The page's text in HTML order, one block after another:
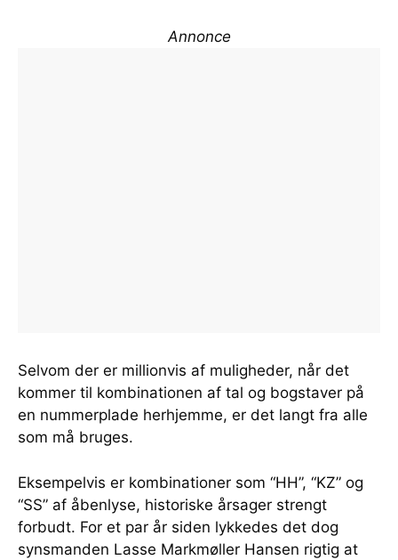
Annonce
Selvom der er millionvis af muligheder, når det
kommer til kombinationen af tal og bogstaver på
en nummerplade herhjemme, er det langt fra alle
som må bruges.
Eksempelvis er kombinationer som “HH”, “KZ” og
“SS” af åbenlyse, historiske årsager strengt
forbudt. For et par år siden lykkedes det dog
synsmanden Lasse Markmøller Hansen rigtig at